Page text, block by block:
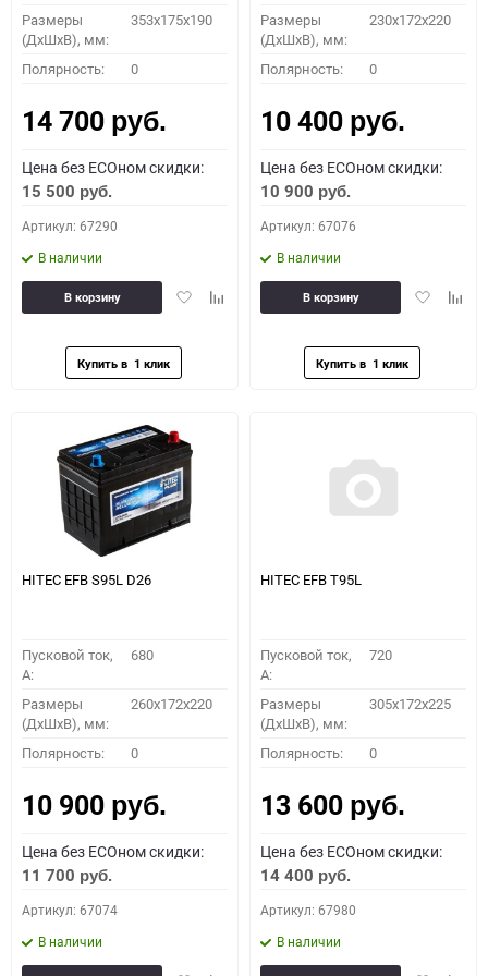
Размеры
(ДхШхВ), мм:
353x175x190
Полярность: 0
14 700 руб.
Цена без ECOном скидки:
15 500 руб.
Артикул: 67290
В наличии
ДобавитьДобавить
В корзину
Размеры
(ДхШхВ), мм:
230x172x220
Полярность: 0
10 400 руб.
Цена без ECOном скидки:
10 900 руб.
Артикул: 67076
В наличии
Добавить
В корзину
HITEC EFB S95L D26
Пусковой ток,
A:
680
Размеры
(ДхШхВ), мм:
260x172x220
Полярность: 0
10 900 руб.
Цена без ECOном скидки:
11 700 руб.
Артикул: 67074
В наличии
HITEC EFB T95L
Пусковой ток,
A:
720
Размеры
(ДхШхВ), мм:
305х172х225
Полярность: 0
13 600 руб.
Цена без ECOном скидки:
14 400 руб.
Артикул: 67980
В наличии